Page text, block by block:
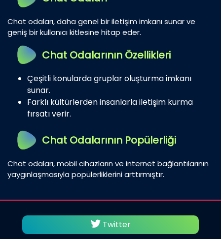
Chat odaları, daha genel bir iletişim imkanı sunar ve
geniş bir kullanıcı kitlesine hitap eder.
Chat Odalarının Özellikleri
Çeşitli konularda gruplar oluşturma imkanı
sunar.
Farklı kültürlerden insanlarla iletişim kurma
fırsatı verir.
Chat Odalarının Popülerliği
Chat odaları, mobil cihazların ve internet bağlantılarının
yaygınlaşmasıyla popülerliklerini arttırmıştır.
Twitter